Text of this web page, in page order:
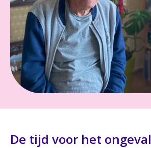
De tijd voor het ongeval